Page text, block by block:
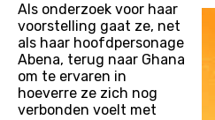
Als onderzoek voor haar
voorstelling gaat ze, net
als haar hoofdpersonage
Abena, terug naar Ghana
om te ervaren in
hoeverre ze zich nog
verbonden voelt met